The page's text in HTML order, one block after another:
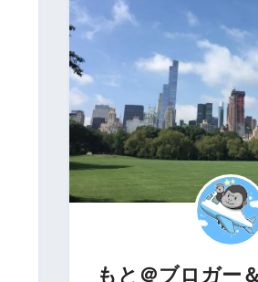
もと＠ブロガー